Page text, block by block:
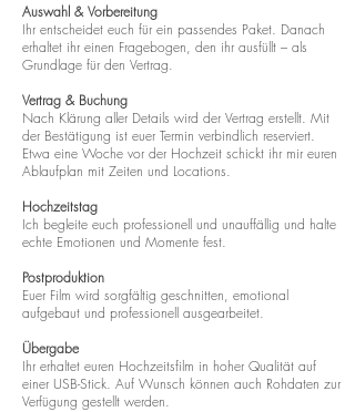
Auswahl & Vorbereitung
Ihr entscheidet euch für ein passendes Paket. Danach
erhaltet ihr einen Fragebogen, den ihr ausfüllt – als
Grundlage für den Vertrag.
Vertrag & Buchung
Nach Klärung aller Details wird der Vertrag erstellt. Mit
der Bestätigung ist euer Termin verbindlich reserviert.
Etwa eine Woche vor der Hochzeit schickt ihr mir euren
Ablaufplan mit Zeiten und Locations.
Hochzeitstag
Ich begleite euch professionell und unauffällig und halte
echte Emotionen und Momente fest.
Postproduktion
Euer Film wird sorgfältig geschnitten, emotional
aufgebaut und professionell ausgearbeitet.
Übergabe
Ihr erhaltet euren Hochzeitsfilm in hoher Qualität auf
einer USB-Stick. Auf Wunsch können auch Rohdaten zur
Verfügung gestellt werden.